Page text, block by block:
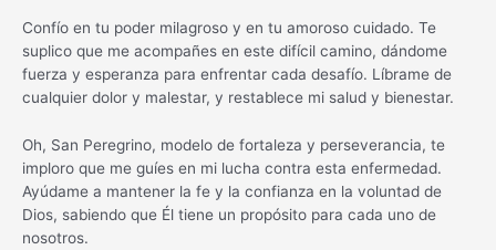
Confío en tu poder milagroso y en tu amoroso cuidado. Te
suplico que me acompañes en este difícil camino, dándome
fuerza y esperanza para enfrentar cada desafío. Líbrame de
cualquier dolor y malestar, y restablece mi salud y bienestar.
Oh, San Peregrino, modelo de fortaleza y perseverancia, te
imploro que me guíes en mi lucha contra esta enfermedad.
Ayúdame a mantener la fe y la confianza en la voluntad de
Dios, sabiendo que Él tiene un propósito para cada uno de
nosotros.